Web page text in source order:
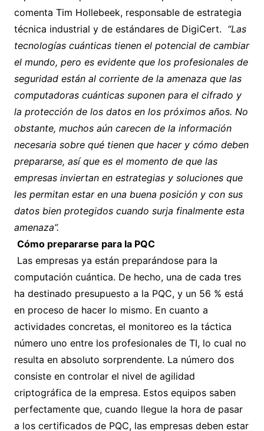
comenta Tim Hollebeek, responsable de estrategia
técnica industrial y de estándares de DigiCert. “Las
tecnologías cuánticas tienen el potencial de cambiar
el mundo, pero es evidente que los profesionales de
seguridad están al corriente de la amenaza que las
computadoras cuánticas suponen para el cifrado y
la protección de los datos en los próximos años. No
obstante, muchos aún carecen de la información
necesaria sobre qué tienen que hacer y cómo deben
prepararse, así que es el momento de que las
empresas inviertan en estrategias y soluciones que
les permitan estar en una buena posición y con sus
datos bien protegidos cuando surja finalmente esta
amenaza”.
Cómo prepararse para la PQC
Las empresas ya están preparándose para la
computación cuántica. De hecho, una de cada tres
ha destinado presupuesto a la PQC, y un 56 % está
en proceso de hacer lo mismo. En cuanto a
actividades concretas, el monitoreo es la táctica
número uno entre los profesionales de TI, lo cual no
resulta en absoluto sorprendente. La número dos
consiste en controlar el nivel de agilidad
criptográfica de la empresa. Estos equipos saben
perfectamente que, cuando llegue la hora de pasar
a los certificados de PQC, las empresas deben estar